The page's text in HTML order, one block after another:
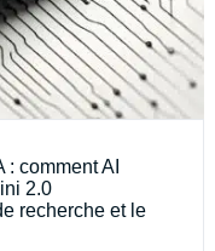
: comment AI
2.0
recherche et le